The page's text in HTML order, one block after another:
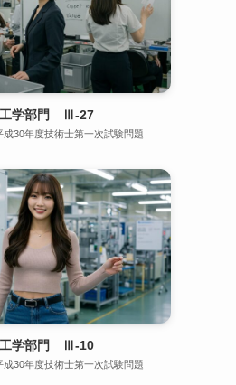
学部門 Ⅲ-27
成30年度技術士第一次試験問題
学部門 Ⅲ-10
成30年度技術士第一次試験問題